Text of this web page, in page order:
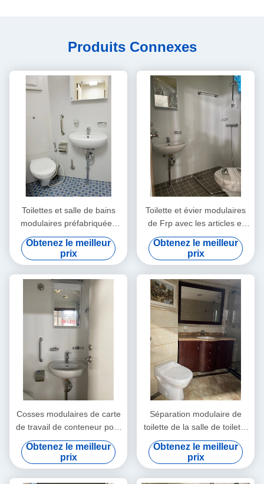
Produits Connexes
Toilettes et salle de bains
modulaires préfabriquées
avec les articles sanitaires
Obtenez le meilleur
prix
Toilette et évier modulaires
de Frp avec les articles et
les garnitures sanitaires
Obtenez le meilleur
prix
Cosses modulaires de carte
de travail de conteneur pour
le secteur d'hôtel
Obtenez le meilleur
prix
Séparation modulaire de
toilette de la salle de toilette
HPL de commode de toilette
préfabriquée de Bath
Obtenez le meilleur
prix